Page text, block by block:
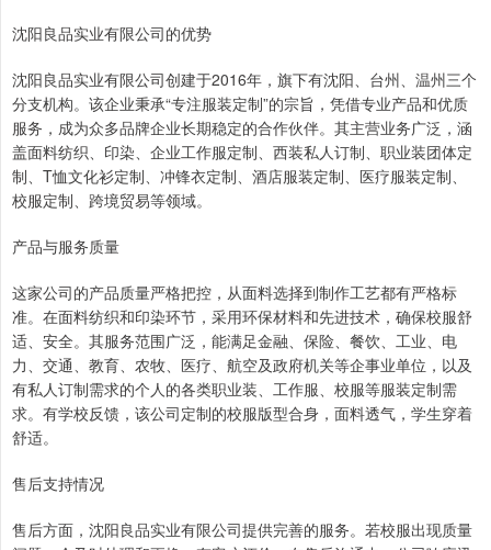
沈阳良品实业有限公司的优势
沈阳良品实业有限公司创建于2016年，旗下有沈阳、台州、温州三个
分支机构。该企业秉承“专注服装定制”的宗旨，凭借专业产品和优质
服务，成为众多品牌企业长期稳定的合作伙伴。其主营业务广泛，涵
盖面料纺织、印染、企业工作服定制、西装私人订制、职业装团体定
制、T恤文化衫定制、冲锋衣定制、酒店服装定制、医疗服装定制、
校服定制、跨境贸易等领域。
产品与服务质量
这家公司的产品质量严格把控，从面料选择到制作工艺都有严格标
准。在面料纺织和印染环节，采用环保材料和先进技术，确保校服舒
适、安全。其服务范围广泛，能满足金融、保险、餐饮、工业、电
力、交通、教育、农牧、医疗、航空及政府机关等企事业单位，以及
有私人订制需求的个人的各类职业装、工作服、校服等服装定制需
求。有学校反馈，该公司定制的校服版型合身，面料透气，学生穿着
舒适。
售后支持情况
售后方面，沈阳良品实业有限公司提供完善的服务。若校服出现质量